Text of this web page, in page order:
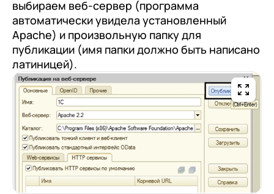
на обработку персональных
данных
выбираем веб-сервер (программа
автоматически увидела установленный
Apache) и произвольную папку для
публикации (имя папки должно быть написано
латиницей).